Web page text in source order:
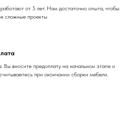
от 5 лет. Нам достаточно опыта, чтобы
сложные проекты
Вы вносите предоплату на начальном этапе и
при окончании сборки мебели.